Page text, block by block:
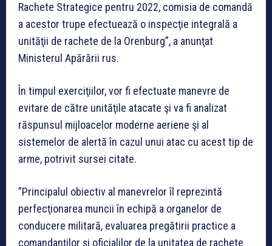
Rachete Strategice pentru 2022, comisia de comandă
a acestor trupe efectuează o inspecţie integrală a
unităţii de rachete de la Orenburg”, a anunţat
Ministerul Apărării rus.
În timpul exerciţiilor, vor fi efectuate manevre de
evitare de către unităţile atacate şi va fi analizat
răspunsul mijloacelor moderne aeriene şi al
sistemelor de alertă în cazul unui atac cu acest tip de
arme, potrivit sursei citate.
”Principalul obiectiv al manevrelor îl reprezintă
perfecţionarea muncii în echipă a organelor de
conducere militară, evaluarea pregătirii practice a
comandanţilor şi oficialilor de la unitatea de rachete